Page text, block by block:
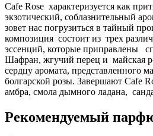
Cafe Rose характеризуется как
экзотический, соблазнительный
зовет нас погрузиться в тайный
композиция состоит из трех
эссенций, которые приправлены
Шафран, жгучий перец и майская
сердцу аромата, представленного
болгарской розы. Завершают Cafe
амбра, смола дымного ладана,
Рекомендуемый